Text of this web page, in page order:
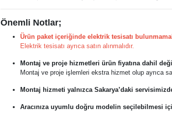
Önemli Notlar;
Ürün paket içeriğinde elektrik tesisatı
Elektrik tesisatı ayrıca satın alınmalıdır.
Montaj ve proje hizmetleri ürün fiyatına dahil
Montaj ve proje işlemleri ekstra hizmet olup ayrıca
Montaj hizmeti yalnızca Sakarya’daki
Aracınıza uyumlu doğru modelin seçilebilmesi